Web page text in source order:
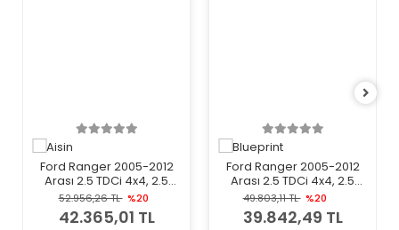
Ford Ranger 2005-2012
Arası 2.5 TDCi 4x4, 2.5
TDdi, 3.0 TDCi 4x4 Aisin
Marka Volan
52.956,26 TL %20
42.365,01 TL
Ford Ranger 2005-2012
Arası 2.5 TDCi 4x4, 2.5
TDdi Blueprint Marka
Volan
49.803,11 TL %20
39.842,49 TL